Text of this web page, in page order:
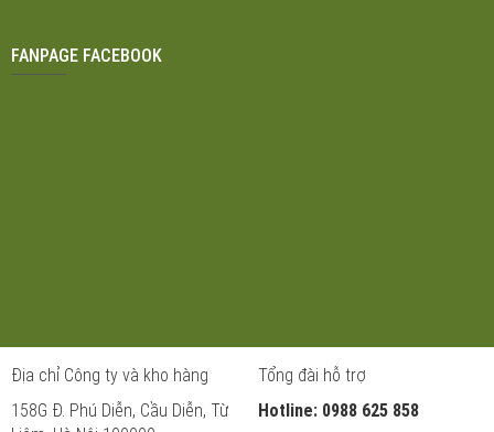
FANPAGE FACEBOOK
Địa chỉ Công ty và kho hàng
158G Đ. Phú Diễn, Cầu Diễn, Từ
Tổng đài hỗ trợ
Hotline: 0988 625 858